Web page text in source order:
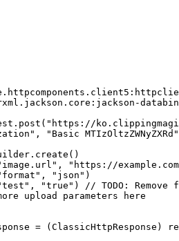
"Basic
"https://
"json")
"true") // TODO: Remove
upload parameters here
= (ClassicHttpResponse)